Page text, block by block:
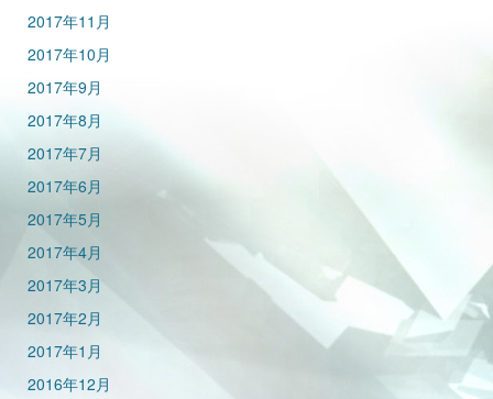
2017年11月
2017年10月
2017年9月
2017年8月
2017年7月
2017年6月
2017年5月
2017年4月
2017年3月
2017年2月
2017年1月
2016年12月